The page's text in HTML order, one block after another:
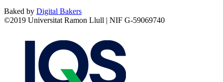
Baked by Digital Bakers
©2019 Universitat Ramon Llull | NIF G-59069740